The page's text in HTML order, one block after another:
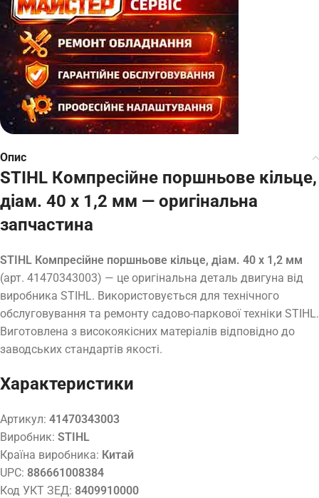
Опис
STIHL Компресійне поршньове кільце,
діам. 40 х 1,2 мм — оригінальна
запчастина
STIHL Компресійне поршньове кільце, діам. 40 х 1,2 мм
(арт. 41470343003) — це оригінальна деталь двигуна від
виробника STIHL. Використовується для технічного
обслуговування та ремонту садово-паркової техніки STIHL.
Виготовлена з високоякісних матеріалів відповідно до
заводських стандартів якості.
Характеристики
Артикул: 41470343003
Виробник: STIHL
Країна виробника: Китай
UPC: 886661008384
Код УКТ ЗЕД: 8409910000